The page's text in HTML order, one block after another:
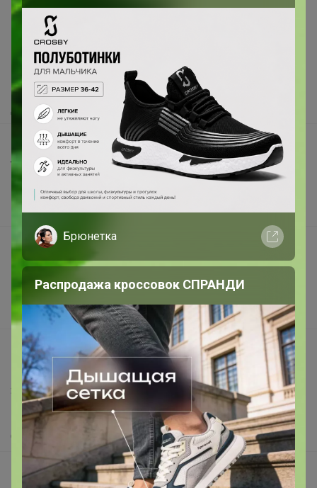
Как здесь все устроено?
Как сделать заказ?
Как получить?
Доставка
Шоурумы
Торговые марки
Наша команда
В наличии
Подарочные сертификаты
Реклама на сайте
Поставщикам
Вакансии
support@24-ok.ru
Написать в поддержку
Защита покупателя
Помощь
О нас
Все предложения
Брюнетка
Распродажа кроссовок СПРАНДИ